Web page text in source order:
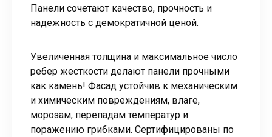
Панели сочетают качество, прочность и
надежность с демократичной ценой.
Увеличенная толщина и максимальное число
ребер жесткости делают панели прочными
как камень! Фасад устойчив к механическим
и химическим повреждениям, влаге,
морозам, перепадам температур и
поражению грибками. Сертифицированы по